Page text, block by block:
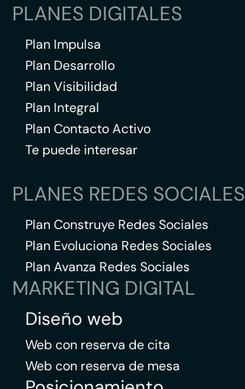
PLANES DIGITALES
Plan Impulsa
Plan Desarrollo
Plan Visibilidad
Plan Integral
Plan Contacto Activo
Te puede interesar
PLANES REDES SOCIALES
Plan Construye Redes Sociales
Plan Evoluciona Redes Sociales
Plan Avanza Redes Sociales
MARKETING DIGITAL
Diseño web
Web con reserva de cita
Web con reserva de mesa